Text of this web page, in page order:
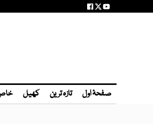
صفحۂ اول تازہ ترین کھیل